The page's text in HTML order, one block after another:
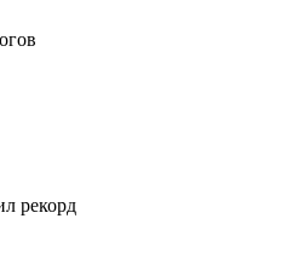
рекорд